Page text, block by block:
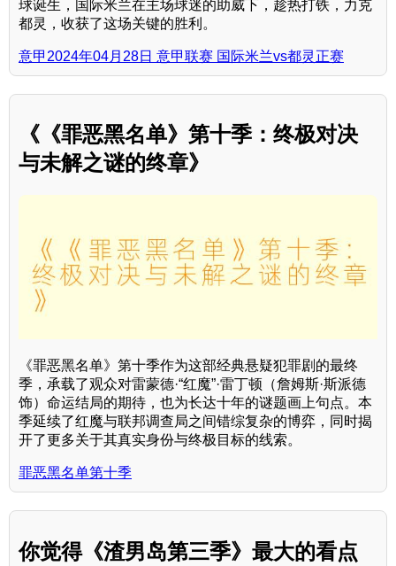
球诞生，国际米兰在主场球迷的助威下，趁热打铁，力克
都灵，收获了这场关键的胜利。
意甲2024年04月28日 意甲联赛 国际米兰vs都灵正赛
《《罪恶黑名单》第十季：终极对决
与未解之谜的终章》
《罪恶黑名单》第十季作为这部经典悬疑犯罪剧的最终
季，承载了观众对雷蒙德·“红魔”·雷丁顿（詹姆斯·斯派德
饰）命运结局的期待，也为长达十年的谜题画上句点。本
季延续了红魔与联邦调查局之间错综复杂的博弈，同时揭
开了更多关于其真实身份与终极目标的线索。
罪恶黑名单第十季
你觉得《渣男岛第三季》最大的看点